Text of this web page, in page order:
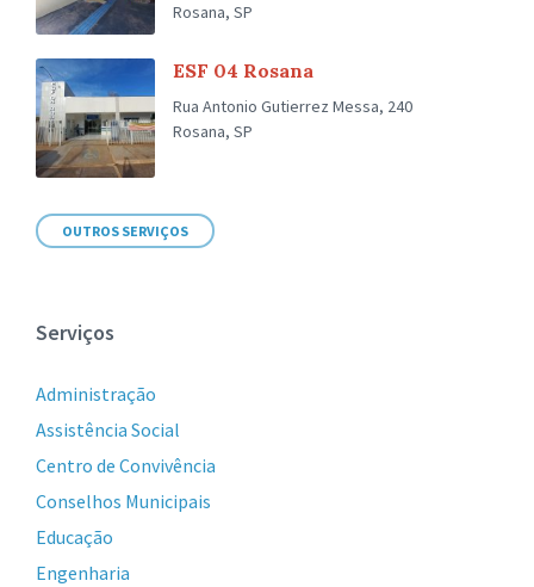
Rosana, SP
ESF 04 Rosana
Rua Antonio Gutierrez Messa, 240
Rosana, SP
OUTROS SERVIÇOS
Serviços
Administração
Assistência Social
Centro de Convivência
Conselhos Municipais
Educação
Engenharia